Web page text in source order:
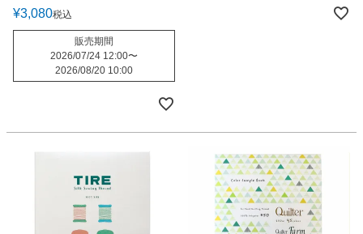
¥3,080税込
販売期間
2026/07/24 12:00〜
2026/08/20 10:00